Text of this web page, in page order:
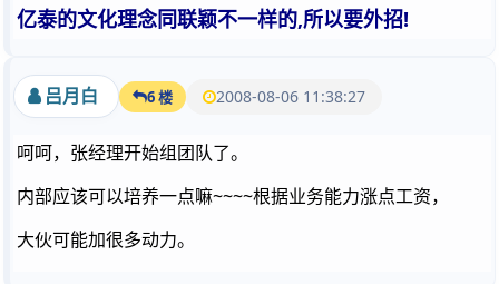
亿泰的文化理念同联颖不一样的,所以要外招!
吕月白 6 楼 2008-08-06 11:38:27
呵呵，张经理开始组团队了。
内部应该可以培养一点嘛~~~~根据业务能力涨点工资，
大伙可能加很多动力。